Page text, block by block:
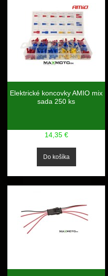
Elektrické koncovky AMIO mix
sada 250 ks
14,35 €